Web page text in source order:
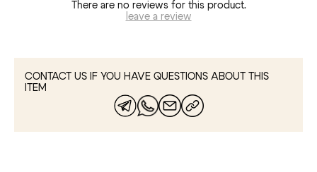
There are no reviews for this product.
leave a review
CONTACT US IF YOU HAVE QUESTIONS ABOUT THIS
ITEM